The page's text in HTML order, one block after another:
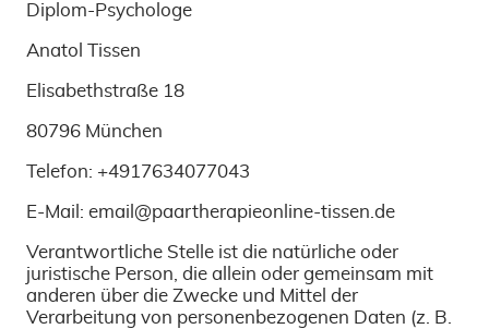
Diplom-Psychologe
Anatol Tissen
Elisabethstraße 18
80796 München
Telefon: +4917634077043
E-Mail: email@paartherapieonline-tissen.de
Verantwortliche Stelle ist die natürliche oder
juristische Person, die allein oder gemeinsam mit
anderen über die Zwecke und Mittel der
Verarbeitung von personenbezogenen Daten (z. B.